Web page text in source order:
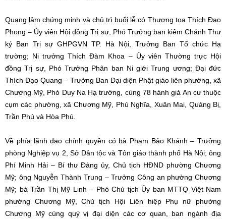
Quang lâm chứng minh và chủ trì buổi lễ có Thượng tọa Thích Đạo
Phong – Ủy viên Hội đồng Trị sự, Phó Trưởng ban kiêm Chánh Thư
ký Ban Trị sự GHPGVN TP. Hà Nội, Trưởng Ban Tổ chức Hạ
trường; Ni trưởng Thích Đàm Khoa – Ủy viên Thường trực Hội
đồng Trị sự, Phó Trưởng Phân ban Ni giới Trung ương; Đại đức
Thích Đạo Quang – Trưởng Ban Đại diện Phật giáo liên phường, xã
Chương Mỹ, Phó Duy Na Hạ trường, cùng 78 hành giả An cư thuộc
cụm các phường, xã Chương Mỹ, Phú Nghĩa, Xuân Mai, Quảng Bị,
Trần Phú và Hòa Phú.
Về phía lãnh đạo chính quyền có bà Phạm Bảo Khánh – Trưởng
phòng Nghiệp vụ 2, Sở Dân tộc và Tôn giáo thành phố Hà Nội; ông
Phí Minh Hải – Bí thư Đảng ủy, Chủ tịch HĐND phường Chương
Mỹ; ông Nguyễn Thành Trung – Trưởng Công an phường Chương
Mỹ; bà Trần Thị Mỹ Linh – Phó Chủ tịch Ủy ban MTTQ Việt Nam
phường Chương Mỹ, Chủ tịch Hội Liên hiệp Phụ nữ phường
Chương Mỹ cùng quý vị đại diện các cơ quan, ban ngành địa